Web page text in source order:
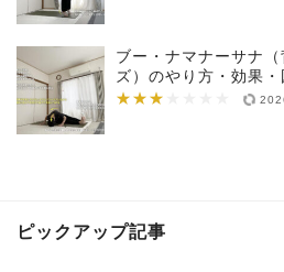
ブー・ナマナーサナ
ズ）のやり方・効果・
★★★
★★★★★★★
ピックアップ記事